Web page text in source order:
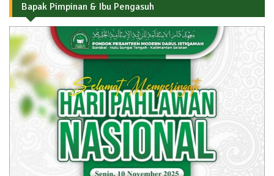
Bapak Pimpinan & Ibu Pengasuh